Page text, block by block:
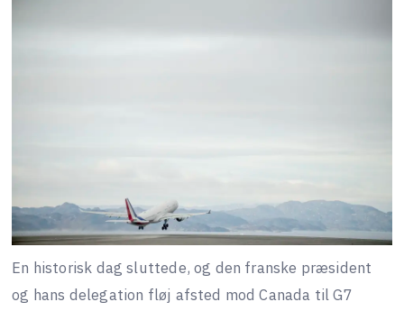
En historisk dag sluttede, og den franske præsident
og hans delegation fløj afsted mod Canada til G7